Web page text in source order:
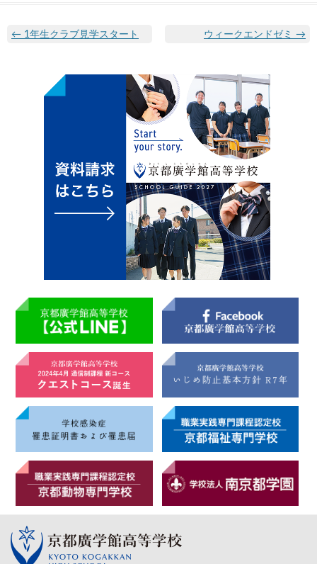
← 1年生クラブ見学スタート ウィークエンドゼミ →